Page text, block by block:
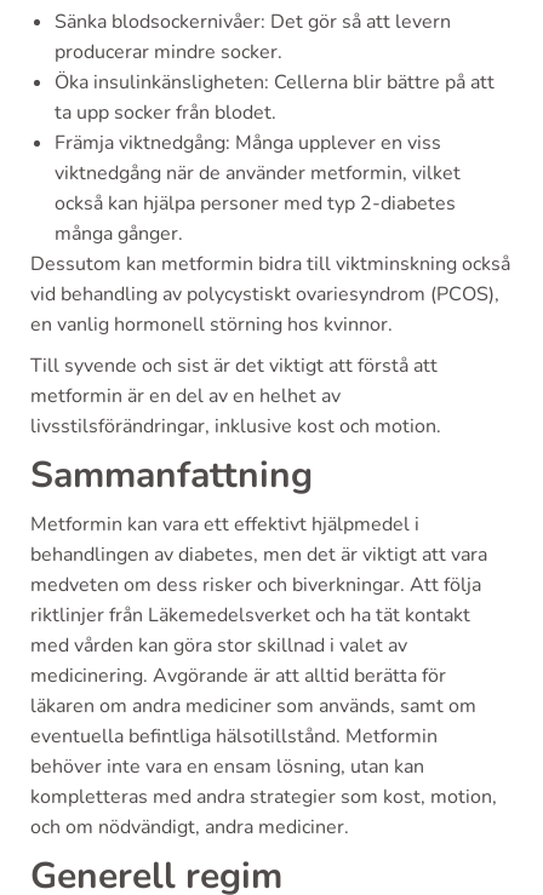
Sänka blodsockernivåer: Det gör så att levern
producerar mindre socker.
Öka insulinkänsligheten: Cellerna blir bättre på att
ta upp socker från blodet.
Främja viktnedgång: Många upplever en viss
viktnedgång när de använder metformin, vilket
också kan hjälpa personer med typ 2-diabetes
många gånger.
Dessutom kan metformin bidra till viktminskning också
vid behandling av polycystiskt ovariesyndrom (PCOS),
en vanlig hormonell störning hos kvinnor.
Till syvende och sist är det viktigt att förstå att
metformin är en del av en helhet av
livsstilsförändringar, inklusive kost och motion.
Sammanfattning
Metformin kan vara ett effektivt hjälpmedel i
behandlingen av diabetes, men det är viktigt att vara
medveten om dess risker och biverkningar. Att följa
riktlinjer från Läkemedelsverket och ha tät kontakt
med vården kan göra stor skillnad i valet av
medicinering. Avgörande är att alltid berätta för
läkaren om andra mediciner som används, samt om
eventuella befintliga hälsotillstånd. Metformin
behöver inte vara en ensam lösning, utan kan
kompletteras med andra strategier som kost, motion,
och om nödvändigt, andra mediciner.
Generell regim